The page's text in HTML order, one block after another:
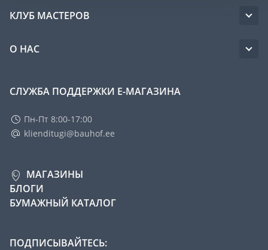
КЛУБ МАСТЕРОВ
О НАС
СЛУЖБА ПОДДЕРЖКИ Е-МАГАЗИНА
Пн-Пт 8:00-17:00
klienditugi@bauhof.ee
МАГАЗИНЫ
БЛОГИ
БУМАЖНЫЙ КАТАЛОГ
ПОДПИСЫВАЙТЕСЬ: